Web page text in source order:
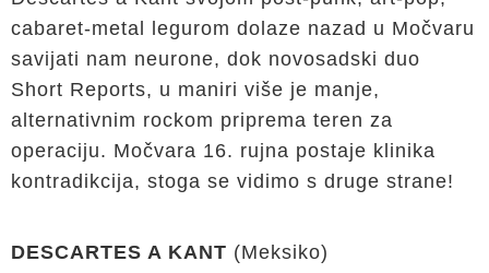
cabaret-metal legurom dolaze nazad u Močvaru
savijati nam neurone, dok novosadski duo
Short Reports, u maniri više je manje,
alternativnim rockom priprema teren za
operaciju. Močvara 16. rujna postaje klinika
kontradikcija, stoga se vidimo s druge strane!
DESCARTES A KANT (Meksiko)